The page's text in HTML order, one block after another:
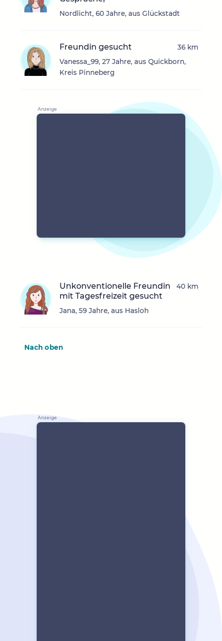
Nordlicht, 60 Jahre, aus Glückstadt
Freundin gesucht
Vanessa_99, 27 Jahre, aus Quickborn,
Kreis Pinneberg
36 km
Unkonventionelle Freundin
mit Tagesfreizeit gesucht
Jana, 59 Jahre, aus Hasloh
40 km
Nach oben